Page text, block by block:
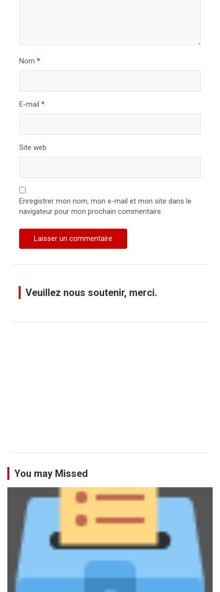
Nom *
E-mail *
Site web
Enregistrer mon nom, mon e-mail et mon site dans le
navigateur pour mon prochain commentaire.
Veuillez nous soutenir, merci.
You may Missed